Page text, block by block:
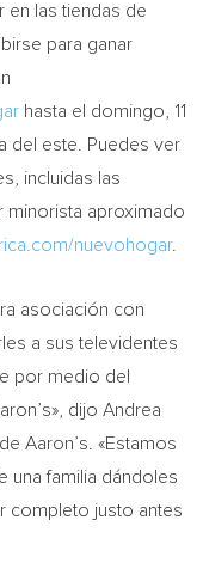
en las tiendas de
para ganar
hasta el domingo, 11
del este. Puedes ver
incluidas las
aproximado
nuevohogar.
asociación con
a sus televidentes
por medio del
dijo Andrea
Aaron’s. «Estamos
una familia dándoles
completo justo antes